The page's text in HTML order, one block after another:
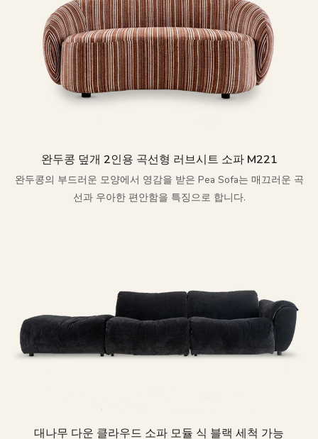
완두콩 덮개 2인용 곡선형 러브시트 소파 M221
완두콩의 부드러운 모양에서 영감을 받은 Pea Sofa는 매끄러운 곡
선과 우아한 편안함을 특징으로 합니다.
대나무 다운 클라우드 소파 모듈 식 블랙 세척 가능